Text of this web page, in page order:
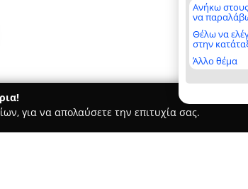
Ανήκω στους
να
Θέλω να
στην
Άλλο θέμα
για να απολαύσετε την επιτυχία σας.